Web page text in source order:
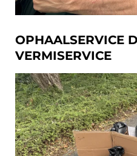
OPHAALSERVICE
VERMISERVICE